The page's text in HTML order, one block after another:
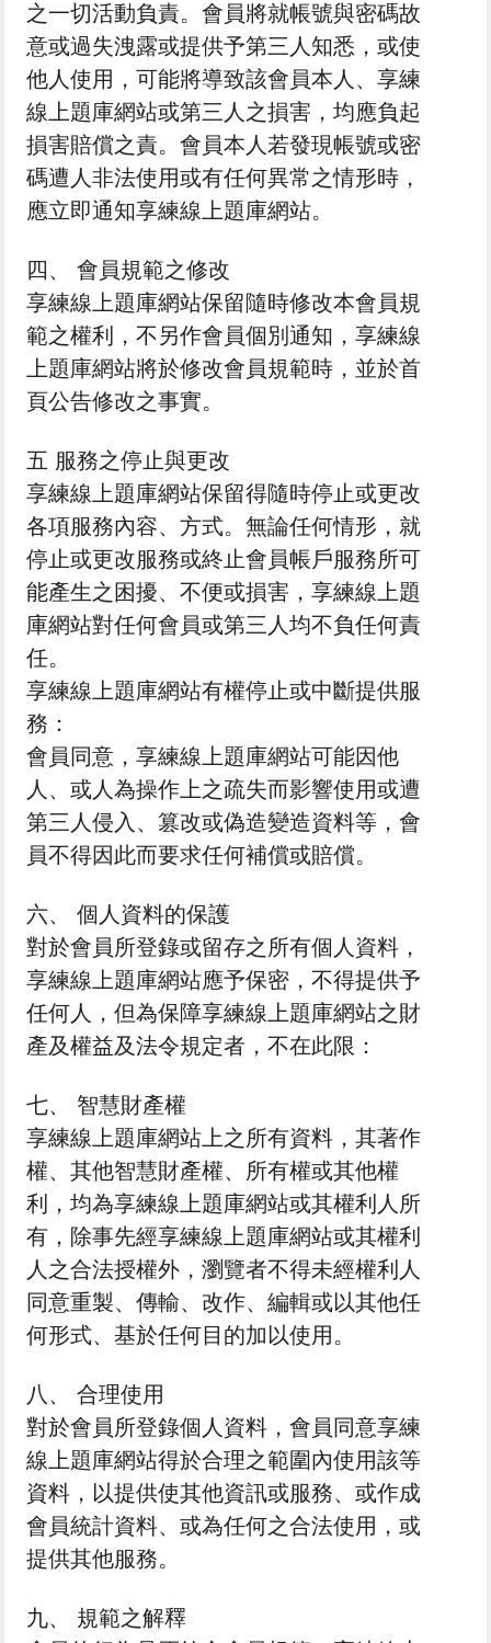
之一切活動負責。會員將就帳號與密碼故
意或過失洩露或提供予第三人知悉，或使
他人使用，可能將導致該會員本人、享練
線上題庫網站或第三人之損害，均應負起
損害賠償之責。會員本人若發現帳號或密
碼遭人非法使用或有任何異常之情形時，
應立即通知享練線上題庫網站。
四、 會員規範之修改
享練線上題庫網站保留隨時修改本會員規
範之權利，不另作會員個別通知，享練線
上題庫網站將於修改會員規範時，並於首
頁公告修改之事實。
五 服務之停止與更改
享練線上題庫網站保留得隨時停止或更改
各項服務內容、方式。無論任何情形，就
停止或更改服務或終止會員帳戶服務所可
能產生之困擾、不便或損害，享練線上題
庫網站對任何會員或第三人均不負任何責
任。
享練線上題庫網站有權停止或中斷提供服
務：
會員同意，享練線上題庫網站可能因他
人、或人為操作上之疏失而影響使用或遭
第三人侵入、篡改或偽造變造資料等，會
員不得因此而要求任何補償或賠償。
六、 個人資料的保護
對於會員所登錄或留存之所有個人資料，
享練線上題庫網站應予保密，不得提供予
任何人，但為保障享練線上題庫網站之財
產及權益及法令規定者，不在此限：
七、 智慧財產權
享練線上題庫網站上之所有資料，其著作
權、其他智慧財產權、所有權或其他權
利，均為享練線上題庫網站或其權利人所
有，除事先經享練線上題庫網站或其權利
人之合法授權外，瀏覽者不得未經權利人
同意重製、傳輸、改作、編輯或以其他任
何形式、基於任何目的加以使用。
八、 合理使用
對於會員所登錄個人資料，會員同意享練
線上題庫網站得於合理之範圍內使用該等
資料，以提供使其他資訊或服務、或作成
會員統計資料、或為任何之合法使用，或
提供其他服務。
九、 規範之解釋